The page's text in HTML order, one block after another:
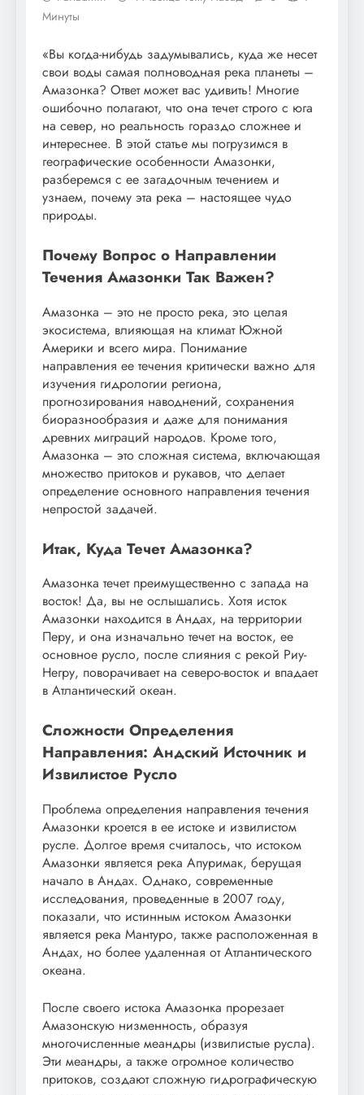
Минуты
«Вы когда-нибудь задумывались, куда же несет
свои воды самая полноводная река планеты –
Амазонка? Ответ может вас удивить! Многие
ошибочно полагают, что она течет строго с юга
на север, но реальность гораздо сложнее и
интереснее. В этой статье мы погрузимся в
географические особенности Амазонки,
разберемся с ее загадочным течением и
узнаем, почему эта река – настоящее чудо
природы.
Почему Вопрос о Направлении
Течения Амазонки Так Важен?
Амазонка – это не просто река, это целая
экосистема, влияющая на климат Южной
Америки и всего мира. Понимание
направления ее течения критически важно для
изучения гидрологии региона,
прогнозирования наводнений, сохранения
биоразнообразия и даже для понимания
древних миграций народов. Кроме того,
Амазонка – это сложная система, включающая
множество притоков и рукавов, что делает
определение основного направления течения
непростой задачей.
Итак, Куда Течет Амазонка?
Амазонка течет преимущественно с запада на
восток! Да, вы не ослышались. Хотя исток
Амазонки находится в Андах, на территории
Перу, и она изначально течет на восток, ее
основное русло, после слияния с рекой Риу-
Негру, поворачивает на северо-восток и впадает
в Атлантический океан.
Сложности Определения
Направления: Андский Источник и
Извилистое Русло
Проблема определения направления течения
Амазонки кроется в ее истоке и извилистом
русле. Долгое время считалось, что истоком
Амазонки является река Апуримак, берущая
начало в Андах. Однако, современные
исследования, проведенные в 2007 году,
показали, что истинным истоком Амазонки
является река Мантуро, также расположенная в
Андах, но более удаленная от Атлантического
океана.
После своего истока Амазонка прорезает
Амазонскую низменность, образуя
многочисленные меандры (извилистые русла).
Эти меандры, а также огромное количество
притоков, создают сложную гидрографическую